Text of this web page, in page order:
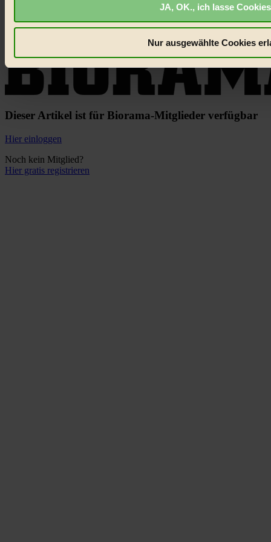
JA, OK., ich lasse
Nur ausgewählte Cookies
Ökofundi-Adventskalender
Zum Adventskalender
×
Dieser Artikel ist für Biorama-Mitglieder verfügbar
Hier einloggen
Noch kein Mitglied?
Hier gratis registrieren